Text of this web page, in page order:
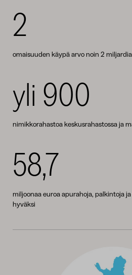
2
omaisuuden käypä arvo noin 2
yli 900
nimikkorahastoa keskusrahastossa ja
58,7
miljoonaa euroa apurahoja, palkintoja
hyväksi